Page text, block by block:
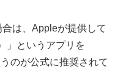
は、Appleが提供して
」というアプリを
のが公式に推奨されて